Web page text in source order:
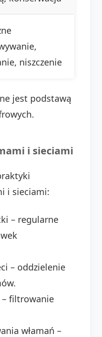
niszczenie
jest podstawą
i sieciami
i sieciami:
– regularne
– oddzielenie
– filtrowanie
włamań –